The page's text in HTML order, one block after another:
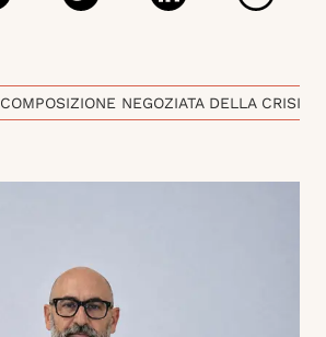
COMPOSIZIONE NEGOZIATA DELLA CRISI